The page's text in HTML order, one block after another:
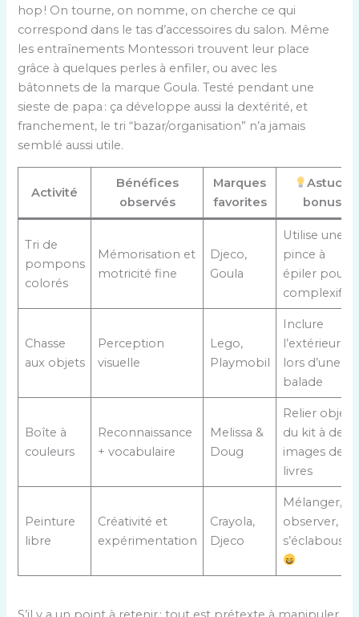
hop ! On tourne, on nomme, on cherche ce qui
correspond dans le tas d’accessoires du salon. Même
les entraînements Montessori trouvent leur place
grâce à quelques perles à enfiler, ou avec les
bâtonnets de la marque Goula. Testé pendant une
sieste de papa : ça développe aussi la dextérité, et
franchement, le tri “bazar/organisation” n’a jamais
semblé aussi utile.
Activité
Bénéfices
observés
Marques
favorites
Astuce
bonus
Tri de
pompons
colorés
Mémorisation et
motricité fine
Djeco,
Goula
Utilise une
pince à
épiler pour
complexifier
Chasse
aux objets
Perception
visuelle
Lego,
Playmobil
Inclure
l’extérieur
lors d’une
balade
Boîte à
couleurs
Reconnaissance
+ vocabulaire
Melissa &
Doug
Relier objets
du kit à des
images de
livres
Peinture
libre
Créativité et
expérimentation
Crayola,
Djeco
Mélanger,
observer,